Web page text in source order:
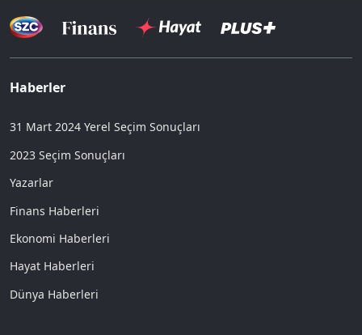
Haberler
31 Mart 2024 Yerel Seçim Sonuçları
2023 Seçim Sonuçları
Yazarlar
Finans Haberleri
Ekonomi Haberleri
Hayat Haberleri
Dünya Haberleri